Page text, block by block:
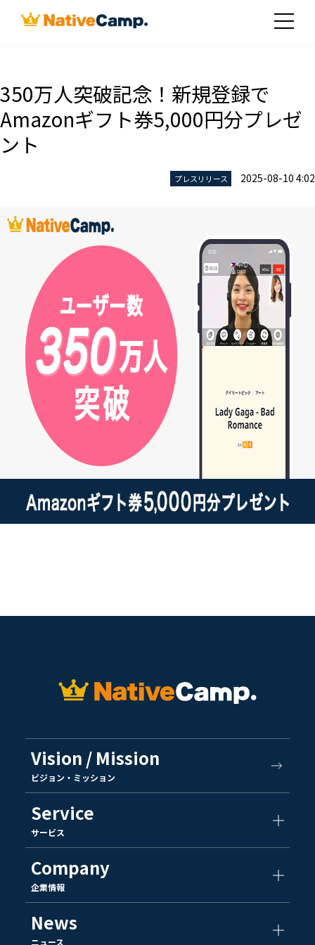
350万人突破記念！新規登録で
Amazonギフト券5,000円分プレゼ
ント
プレスリリース 2025-08-10 4:02
Vision / Mission
ビジョン・ミッション
Service
サービス
Company
企業情報
News
ニュース